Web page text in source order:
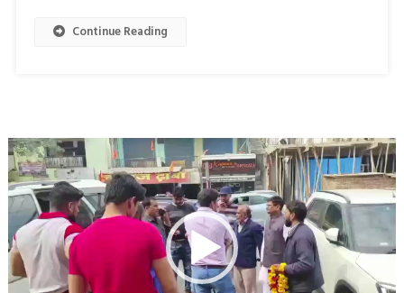
Continue Reading
Video
Player